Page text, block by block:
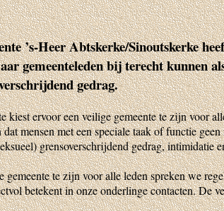
’s-Heer Abtskerke/Sinoutskerke
gemeenteleden bij terecht kunnen
gedrag.
kiest ervoor een veilige gemeente te zijn voor
dat mensen met een speciale taak of functie
grensoverschrijdend gedrag, intimidatie
gemeente te zijn voor alle leden spreken we
betekent in onze onderlinge contacten. De